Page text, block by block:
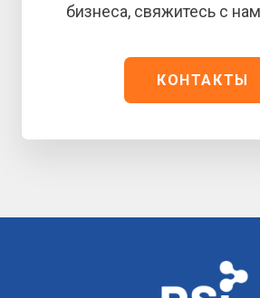
бизнеса, свяжитесь с
КОНТАКТЫ